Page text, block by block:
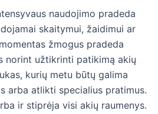
naudojimo pradeda
skaitymui, žaidimui ar
žmogus pradeda
norint užtikrinti patikimą akių
kurių metu būtų galima
arba atlikti specialius pratimus.
ir stiprėja visi akių raumenys.